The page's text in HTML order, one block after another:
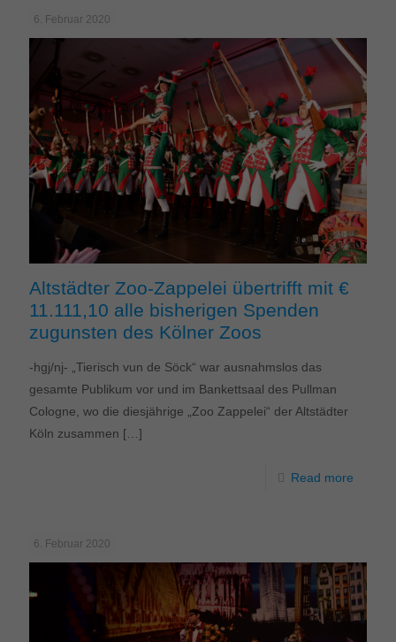
6. Februar 2020
Altstädter Zoo-Zappelei übertrifft mit €
11.111,10 alle bisherigen Spenden
zugunsten des Kölner Zoos
-hgj/nj- „Tierisch vun de Söck“ war ausnahmslos das
gesamte Publikum vor und im Bankettsaal des Pullman
Cologne, wo die diesjährige „Zoo Zappelei“ der Altstädter
Köln zusammen […]
Read more
6. Februar 2020